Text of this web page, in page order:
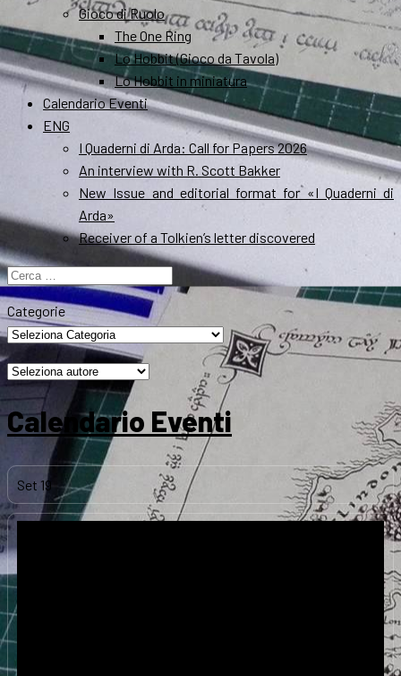
Gioco di Ruolo
The One Ring
Lo Hobbit (Gioco da Tavola)
Lo Hobbit in miniatura
Calendario Eventi
ENG
I Quaderni di Arda: Call for Papers 2026
An interview with R. Scott Bakker
New Issue and editorial format for «I Quaderni di
Arda»
Receiver of a Tolkien’s letter discovered
Ricerca
per:
Categorie
Calendario Eventi
Set 19